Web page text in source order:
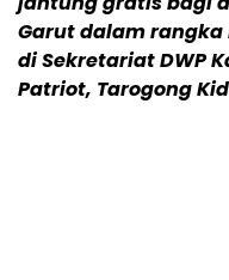
Garut dalam rangka
di Sekretariat DWP
Patriot, Tarogong